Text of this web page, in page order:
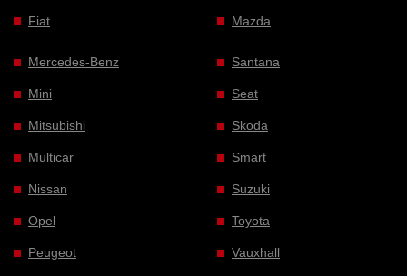
Fiat Mazda
Mercedes-Benz
Mini
Mitsubishi
Multicar
Nissan
Opel
Peugeot
Santana
Seat
Skoda
Smart
Suzuki
Toyota
Vauxhall